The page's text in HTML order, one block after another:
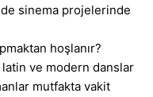
sinema projelerinde
hoşlanır?
ve modern danslar
mutfakta vakit